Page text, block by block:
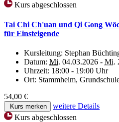
Kurs abgeschlossen
Tai Chi Ch'uan und Qi Gong
für Einsteigende
Kursleitung: Stephan
Datum: Mi. 04.03.2026 - Mi.
Uhrzeit: 18:00 - 19:00 Uhr
Ort: Stammheim,
54,00 €
Kurs merken
weitere Details
Kurs abgeschlossen